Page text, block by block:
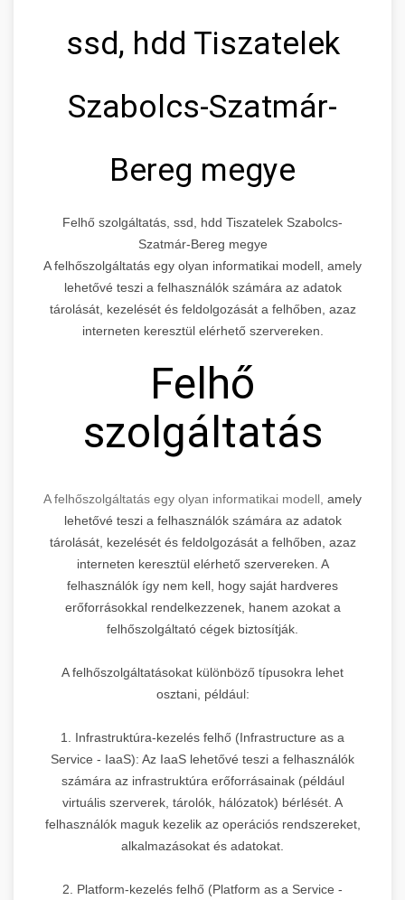
ssd, hdd Tiszatelek
Szabolcs-Szatmár-
Bereg megye
Felhő szolgáltatás, ssd, hdd Tiszatelek Szabolcs-
Szatmár-Bereg megye
A felhőszolgáltatás egy olyan informatikai modell, amely
lehetővé teszi a felhasználók számára az adatok
tárolását, kezelését és feldolgozását a felhőben, azaz
interneten keresztül elérhető szervereken.
Felhő
szolgáltatás
A felhőszolgáltatás egy olyan informatikai modell, amely
lehetővé teszi a felhasználók számára az adatok
tárolását, kezelését és feldolgozását a felhőben, azaz
interneten keresztül elérhető szervereken. A
felhasználók így nem kell, hogy saját hardveres
erőforrásokkal rendelkezzenek, hanem azokat a
felhőszolgáltató cégek biztosítják.
A felhőszolgáltatásokat különböző típusokra lehet
osztani, például:
1. Infrastruktúra-kezelés felhő (Infrastructure as a
Service - IaaS): Az IaaS lehetővé teszi a felhasználók
számára az infrastruktúra erőforrásainak (például
virtuális szerverek, tárolók, hálózatok) bérlését. A
felhasználók maguk kezelik az operációs rendszereket,
alkalmazásokat és adatokat.
2. Platform-kezelés felhő (Platform as a Service -